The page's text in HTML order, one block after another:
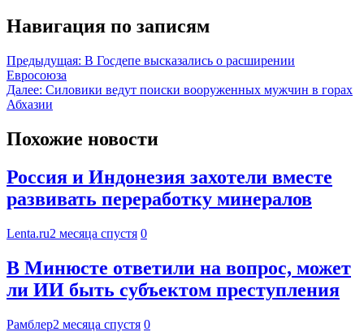
Навигация по записям
Предыдущая: В Госдепе высказались о расширении
Евросоюза
Далее: Силовики ведут поиски вооруженных мужчин в горах
Абхазии
Похожие новости
Россия и Индонезия захотели вместе
развивать переработку минералов
Lenta.ru2 месяца спустя 0
В Минюсте ответили на вопрос, может
ли ИИ быть субъектом преступления
Рамблер2 месяца спустя 0